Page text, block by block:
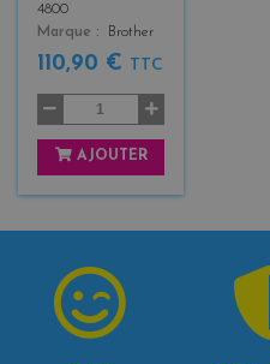
4800
Marque
Brother
110,90 € TTC
AJOUTER